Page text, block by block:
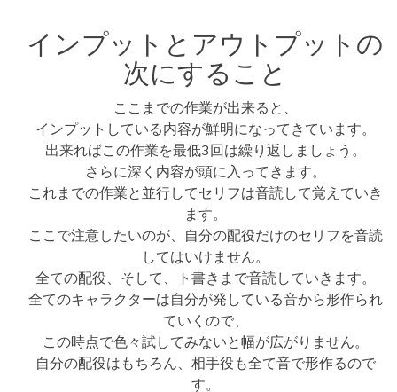
インプットとアウトプットの
次にすること
ここまでの作業が出来ると、
インプットしている内容が鮮明になってきています。
出来ればこの作業を最低3回は繰り返しましょう。
さらに深く内容が頭に入ってきます。
これまでの作業と並行してセリフは音読して覚えていき
ます。
ここで注意したいのが、自分の配役だけのセリフを音読
してはいけません。
全ての配役、そして、ト書きまで音読していきます。
全てのキャラクターは自分が発している音から形作られ
ていくので、
この時点で色々試してみないと幅が広がりません。
自分の配役はもちろん、相手役も全て音で形作るので
す。